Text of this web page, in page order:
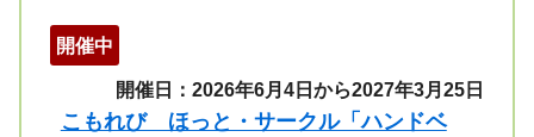
開催中
開催日：2026年6月4日から2027年3月25日
こもれび ほっと・サークル「ハンドベ